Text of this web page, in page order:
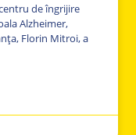
de îngrijire
Alzheimer,
Florin Mitroi, a